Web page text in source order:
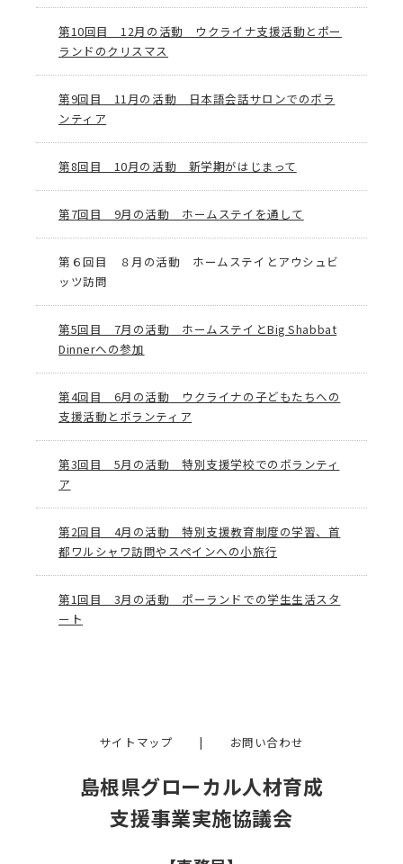
第10回目 12月の活動 ウクライナ支援活動とポー
ランドのクリスマス
第9回目 11月の活動 日本語会話サロンでのボラ
ンティア
第8回目 10月の活動 新学期がはじまって
第7回目 9月の活動 ホームステイを通して
第６回目 ８月の活動 ホームステイとアウシュビ
ッツ訪問
第5回目 7月の活動 ホームステイとBig Shabbat
Dinnerへの参加
第4回目 6月の活動 ウクライナの子どもたちへの
支援活動とボランティア
第3回目 5月の活動 特別支援学校でのボランティ
ア
第2回目 4月の活動 特別支援教育制度の学習、首
都ワルシャワ訪問やスペインへの小旅行
第1回目 3月の活動 ポーランドでの学生生活スタ
ート
サイトマップ | お問い合わせ
島根県グローカル人材育成
支援事業実施協議会